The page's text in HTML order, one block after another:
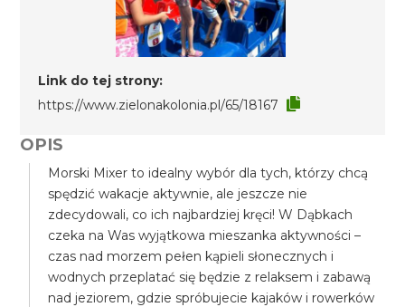
Link do tej strony:
https://www.zielonakolonia.pl/65/18167
OPIS
Morski Mixer to idealny wybór dla tych, którzy chcą
spędzić wakacje aktywnie, ale jeszcze nie
zdecydowali, co ich najbardziej kręci! W Dąbkach
czeka na Was wyjątkowa mieszanka aktywności –
czas nad morzem pełen kąpieli słonecznych i
wodnych przeplatać się będzie z relaksem i zabawą
nad jeziorem, gdzie spróbujecie kajaków i rowerków